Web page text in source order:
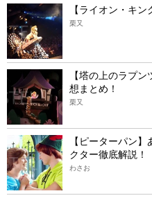
【ライオン・キ
栗又
【塔の上のラプ
想まとめ！
栗又
【ピーターパン
クター徹底解説！
わさお